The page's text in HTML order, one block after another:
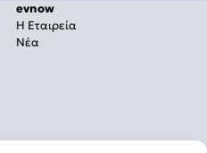
evnow
Η Εταιρεία
Νέα